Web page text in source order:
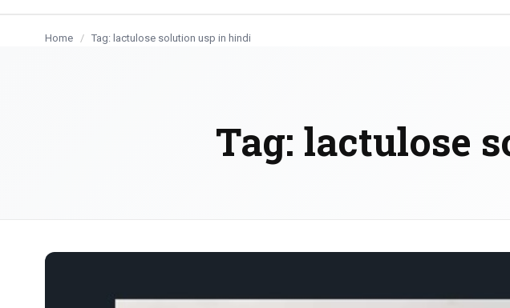
Home / Tag: lactulose solution usp in hindi
Tag: lactulose